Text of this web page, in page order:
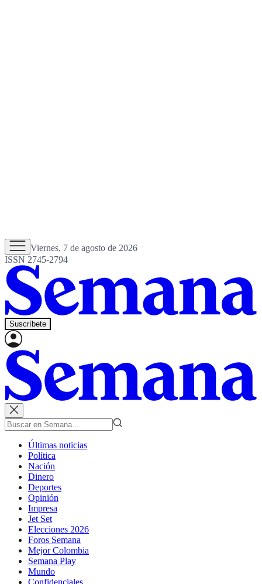
Viernes, 7 de agosto de 2026
ISSN 2745-2794
Suscríbete
Últimas noticias
Política
Nación
Dinero
Deportes
Opinión
Impresa
Jet Set
Elecciones 2026
Foros Semana
Mejor Colombia
Semana Play
Mundo
Confidenciales